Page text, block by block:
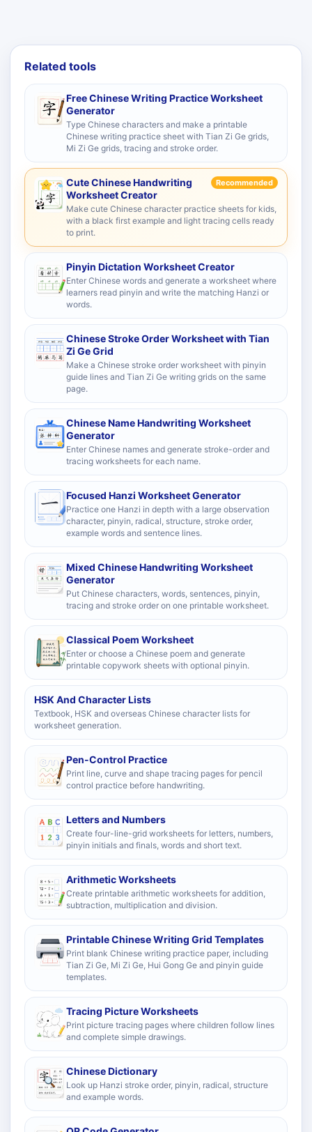
Related tools
Free Chinese Writing Practice Worksheet
Generator
Type Chinese characters and make a printable
Chinese writing practice sheet with Tian Zi Ge grids,
Mi Zi Ge grids, tracing and stroke order.
Cute Chinese Handwriting
Worksheet Creator
Recommended
Make cute Chinese character practice sheets for kids,
with a black first example and light tracing cells ready
to print.
Pinyin Dictation Worksheet Creator
Enter Chinese words and generate a worksheet where
learners read pinyin and write the matching Hanzi or
words.
Chinese Stroke Order Worksheet with Tian
Zi Ge Grid
Make a Chinese stroke order worksheet with pinyin
guide lines and Tian Zi Ge writing grids on the same
page.
Chinese Name Handwriting Worksheet
Generator
Enter Chinese names and generate stroke-order and
tracing worksheets for each name.
Focused Hanzi Worksheet Generator
Practice one Hanzi in depth with a large observation
character, pinyin, radical, structure, stroke order,
example words and sentence lines.
Mixed Chinese Handwriting Worksheet
Generator
Put Chinese characters, words, sentences, pinyin,
tracing and stroke order on one printable worksheet.
Classical Poem Worksheet
Enter or choose a Chinese poem and generate
printable copywork sheets with optional pinyin.
HSK And Character Lists
Textbook, HSK and overseas Chinese character lists for
worksheet generation.
Pen-Control Practice
Print line, curve and shape tracing pages for pencil
control practice before handwriting.
Letters and Numbers
Create four-line-grid worksheets for letters, numbers,
pinyin initials and finals, words and short text.
Arithmetic Worksheets
Create printable arithmetic worksheets for addition,
subtraction, multiplication and division.
Printable Chinese Writing Grid Templates
Print blank Chinese writing practice paper, including
Tian Zi Ge, Mi Zi Ge, Hui Gong Ge and pinyin guide
templates.
Tracing Picture Worksheets
Print picture tracing pages where children follow lines
and complete simple drawings.
Chinese Dictionary
Look up Hanzi stroke order, pinyin, radical, structure
and example words.